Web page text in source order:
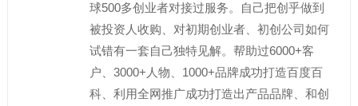
球500多创业者对接过服务。自己把创乎做到
被投资人收购、对初期创业者、初创公司如何
试错有一套自己独特见解。帮助过6000+客
户、3000+人物、1000+品牌成功打造百度百
科、利用全网推广成功打造出产品品牌、和创